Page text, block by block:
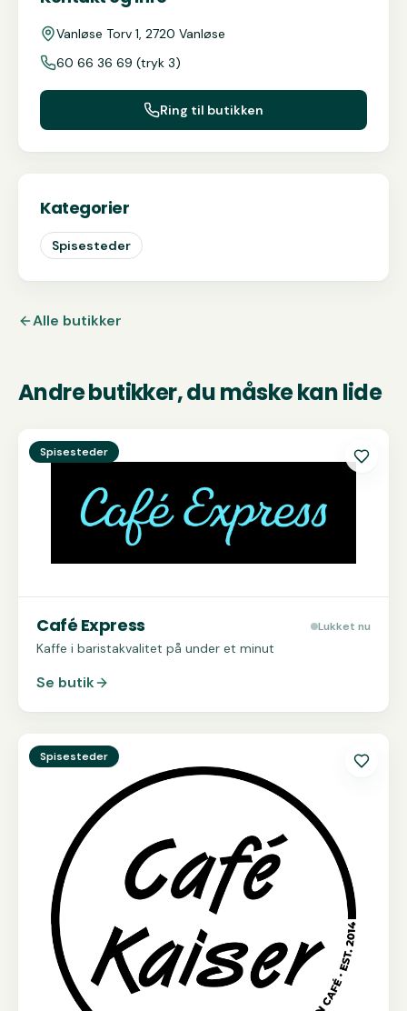
Vanløse Torv 1, 2720 Vanløse
60 66 36 69 (tryk 3)
Ring til butikken
Kategorier
Spisesteder
Alle butikker
Andre butikker, du måske kan lide
SeCafé Express
Spisesteder
Café Express Lukket nu
Kaffe i baristakvalitet på under et minut
Se butik
SeCafé Kaiser
Spisesteder